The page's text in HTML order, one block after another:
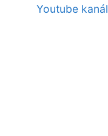
Youtube kanál